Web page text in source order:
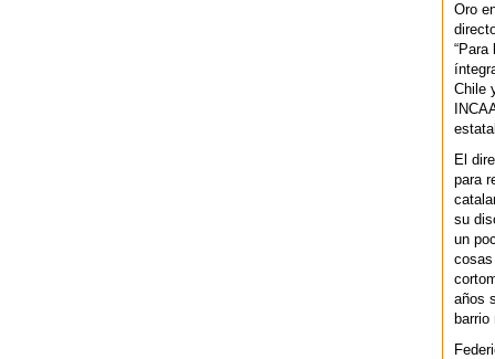
Oro
“Para
Chile
El
para
su
un
cosas
años